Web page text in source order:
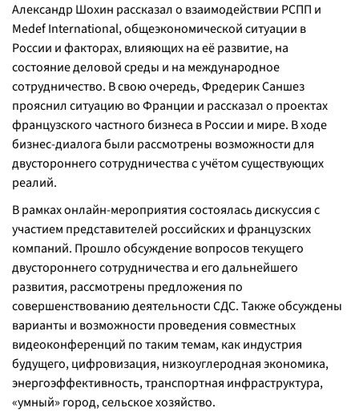
Александр Шохин рассказал о взаимодействии РСПП и
Medef International, общеэкономической ситуации в
России и факторах, влияющих на её развитие, на
состояние деловой среды и на международное
сотрудничество. В свою очередь, Фредерик Саншез
прояснил ситуацию во Франции и рассказал о проектах
французского частного бизнеса в России и мире. В ходе
бизнес-диалога были рассмотрены возможности для
двустороннего сотрудничества с учётом существующих
реалий.
В рамках онлайн-мероприятия состоялась дискуссия с
участием представителей российских и французских
компаний. Прошло обсуждение вопросов текущего
двустороннего сотрудничества и его дальнейшего
развития, рассмотрены предложения по
совершенствованию деятельности СДС. Также обсуждены
варианты и возможности проведения совместных
видеоконференций по таким темам, как индустрия
будущего, цифровизация, низкоуглеродная экономика,
энергоэффективность, транспортная инфраструктура,
«умный» город, сельское хозяйство.